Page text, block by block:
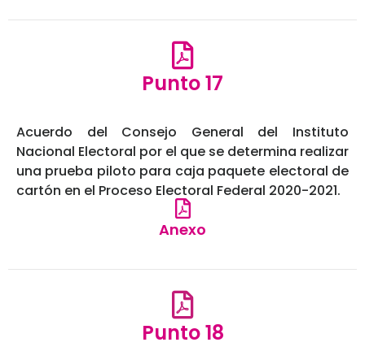
Punto 17
Acuerdo del Consejo General del Instituto
Nacional Electoral por el que se determina realizar
una prueba piloto para caja paquete electoral de
cartón en el Proceso Electoral Federal 2020-2021.
Anexo
Punto 18